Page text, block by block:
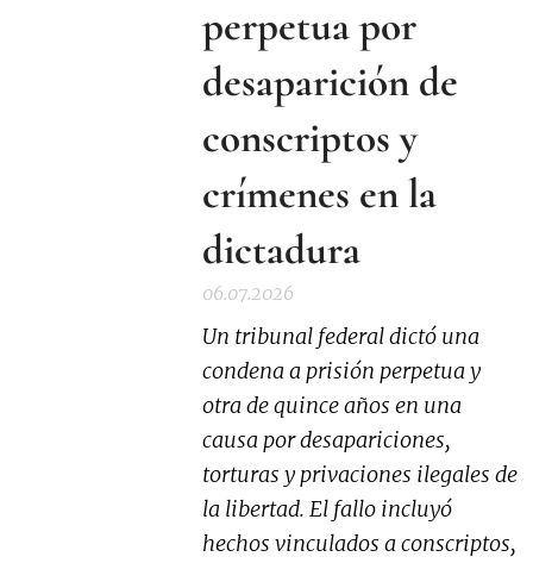
perpetua por
desaparición de
conscriptos y
crímenes en la
dictadura
06.07.2026
Un tribunal federal dictó una
condena a prisión perpetua y
otra de quince años en una
causa por desapariciones,
torturas y privaciones ilegales de
la libertad. El fallo incluyó
hechos vinculados a conscriptos,